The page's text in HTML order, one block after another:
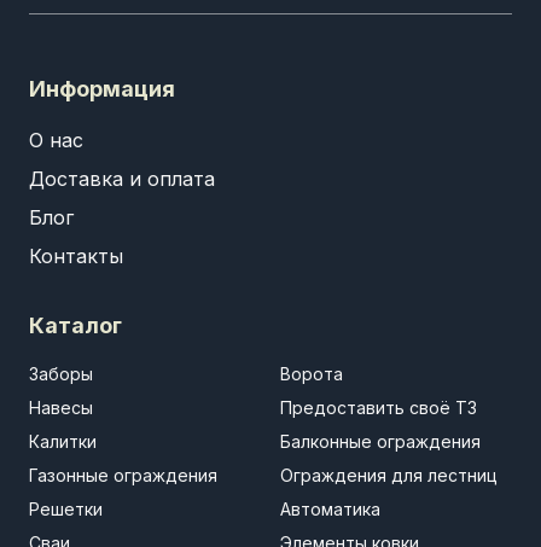
Информация
О нас
Доставка и оплата
Блог
Контакты
Каталог
Заборы
Ворота
Навесы
Предоставить своё ТЗ
Калитки
Балконные ограждения
Газонные ограждения
Ограждения для лестниц
Решетки
Автоматика